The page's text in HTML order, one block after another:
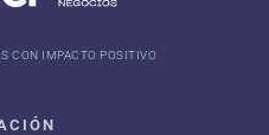
CON IMPACTO POSITIVO